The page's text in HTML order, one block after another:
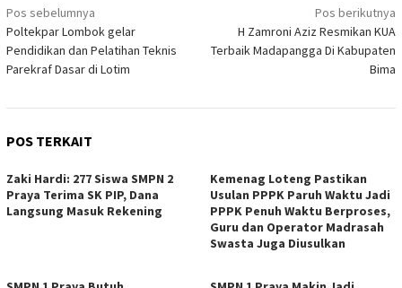
Navigasi
pos
Pos sebelumnya
Poltekpar Lombok gelar
Pendidikan dan Pelatihan Teknis
Parekraf Dasar di Lotim
Pos berikutnya
H Zamroni Aziz Resmikan KUA
Terbaik Madapangga Di Kabupaten
Bima
POS TERKAIT
Zaki Hardi: 277 Siswa SMPN 2
Praya Terima SK PIP, Dana
Langsung Masuk Rekening
Kemenag Loteng Pastikan
Usulan PPPK Paruh Waktu Jadi
PPPK Penuh Waktu Berproses,
Guru dan Operator Madrasah
Swasta Juga Diusulkan